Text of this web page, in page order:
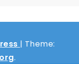
| Theme:
.